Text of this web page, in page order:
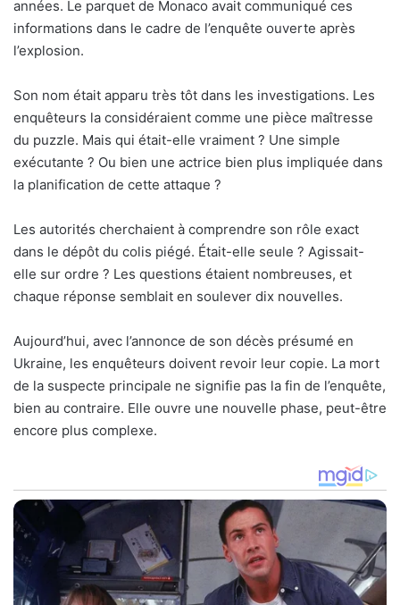
années. Le parquet de Monaco avait communiqué ces
informations dans le cadre de l’enquête ouverte après
l’explosion.
Son nom était apparu très tôt dans les investigations. Les
enquêteurs la considéraient comme une pièce maîtresse
du puzzle. Mais qui était-elle vraiment ? Une simple
exécutante ? Ou bien une actrice bien plus impliquée dans
la planification de cette attaque ?
Les autorités cherchaient à comprendre son rôle exact
dans le dépôt du colis piégé. Était-elle seule ? Agissait-
elle sur ordre ? Les questions étaient nombreuses, et
chaque réponse semblait en soulever dix nouvelles.
Aujourd’hui, avec l’annonce de son décès présumé en
Ukraine, les enquêteurs doivent revoir leur copie. La mort
de la suspecte principale ne signifie pas la fin de l’enquête,
bien au contraire. Elle ouvre une nouvelle phase, peut-être
encore plus complexe.